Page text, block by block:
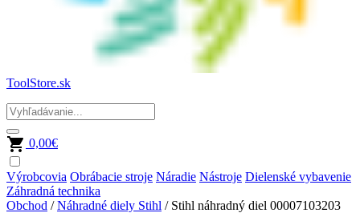
ToolStore.sk
0,00€
Výrobcovia Obrábacie stroje Náradie Nástroje Dielenské vybavenie
Záhradná technika
Obchod /Náhradné diely Stihl / Stihl náhradný diel 00007103203